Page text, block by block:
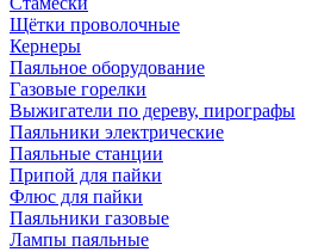
Щётки проволочные
Кернеры
Паяльное оборудование
Газовые горелки
Выжигатели по дереву, пирографы
Паяльники электрические
Паяльные станции
Припой для пайки
Флюс для пайки
Паяльники газовые
Лампы паяльные